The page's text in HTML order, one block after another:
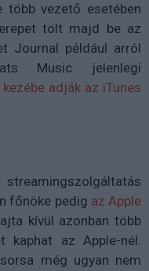
több vezető esetében
tölt majd be az
Journal például arról
Music jelenlegi
kezébe adják az iTunes
főnöke pedig az Apple
kívül azonban több
kaphat az Apple-nél.
még ugyan nem